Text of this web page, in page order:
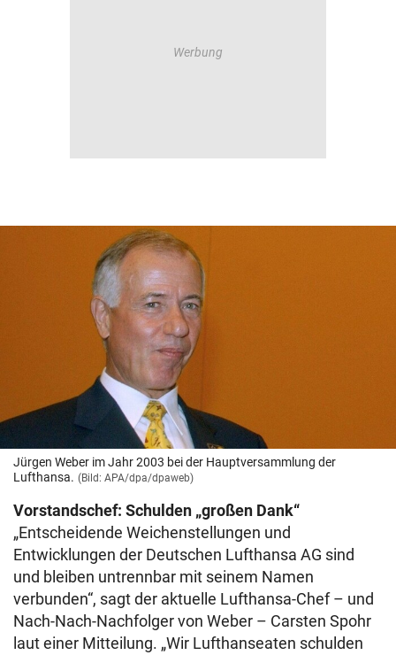
Jürgen Weber im Jahr 2003 bei der Hauptversammlung der
Lufthansa. (Bild: APA/dpa/dpaweb)
Vorstandschef: Schulden „großen Dank“
„Entscheidende Weichenstellungen und
Entwicklungen der Deutschen Lufthansa AG sind
und bleiben untrennbar mit seinem Namen
verbunden“, sagt der aktuelle Lufthansa-Chef – und
Nach-Nach-Nachfolger von Weber – Carsten Spohr
laut einer Mitteilung. „Wir Lufthanseaten schulden